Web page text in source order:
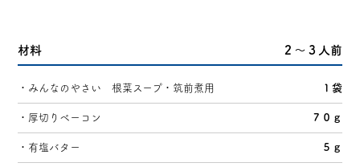
みんなのやさいについて
材料 ２～３人前
・みんなのやさい 根菜スープ・筑前煮用 １袋
・厚切りベーコン ７０ｇ
・有塩バター ５ｇ